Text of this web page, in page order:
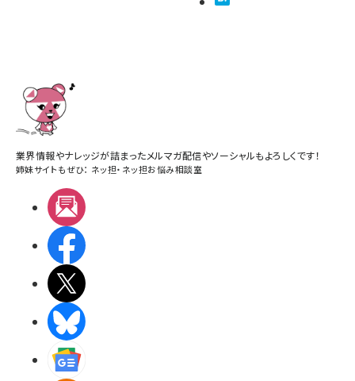
業界情報やナレッジが詰まったメルマガ配信やソーシャルもよろしくです！
姉妹サイトもぜひ： ネッ担・ ネッ担お悩み相談室